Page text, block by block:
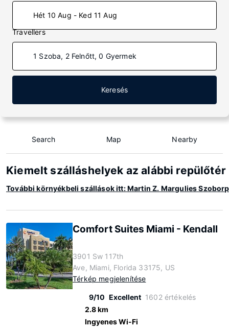
Hét 10 Aug - Ked 11 Aug
Travellers
1 Szoba, 2 Felnőtt, 0 Gyermek
Keresés
Search Map Nearby
Kiemelt szálláshelyek az alábbi
További környékbeli szállások itt: Martin Z. Margulies
Comfort Suites Miami - Kendall
3901 Sw 117th
Ave, Miami, Florida 33175, US
Térkép megjelenítése
9/10 Excellent 1602 értékelés
2.8 km
Ingyenes Wi-Fi